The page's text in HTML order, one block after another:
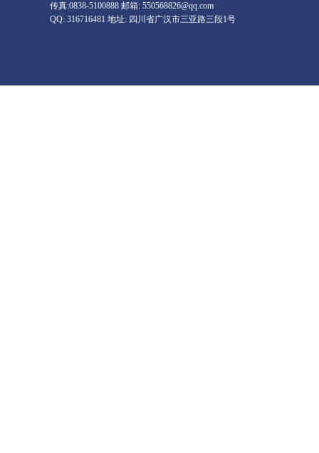
传真:0838-5100888 邮箱: 550568826@qq.com
QQ: 316716481 地址: 四川省广汉市三亚路三段1号